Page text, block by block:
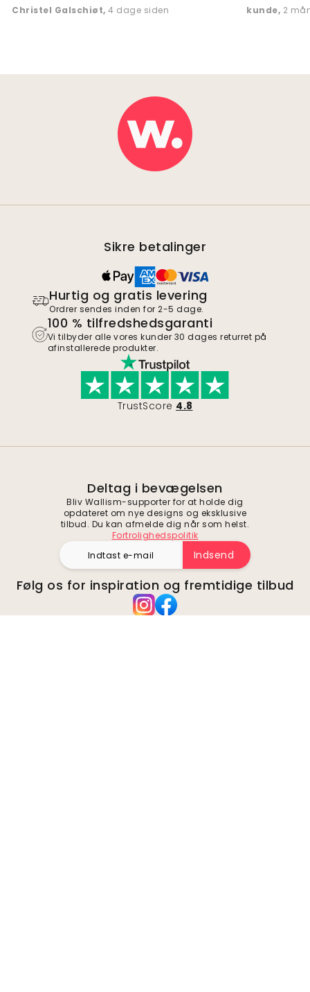
Christel Galschiøt, 4 dage siden kunde, 2
Sikre betalinger
Hurtig og gratis levering
Ordrer sendes inden for 2-5 dage.
100 % tilfredshedsgaranti
Vi tilbyder alle vores kunder 30 dages returret på
afinstallerede produkter.
TrustScore 4.8
Deltag i bevægelsen
Bliv Wallism-supporter for at holde dig
opdateret om nye designs og eksklusive
tilbud. Du kan afmelde dig når som helst.
Fortrolighedspolitik
Indsend
Følg os for inspiration og fremtidige tilbud